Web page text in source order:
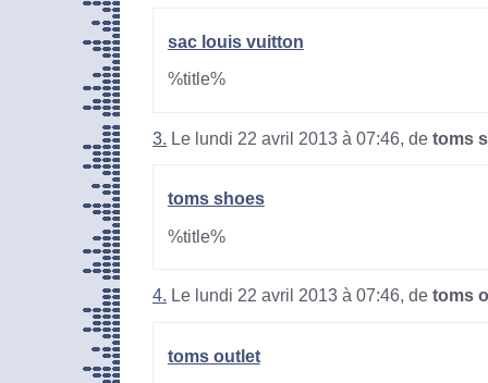
sac louis vuitton
%title%
3. Le lundi 22 avril 2013 à 07:46, de toms
toms shoes
%title%
4. Le lundi 22 avril 2013 à 07:46, de toms
toms outlet